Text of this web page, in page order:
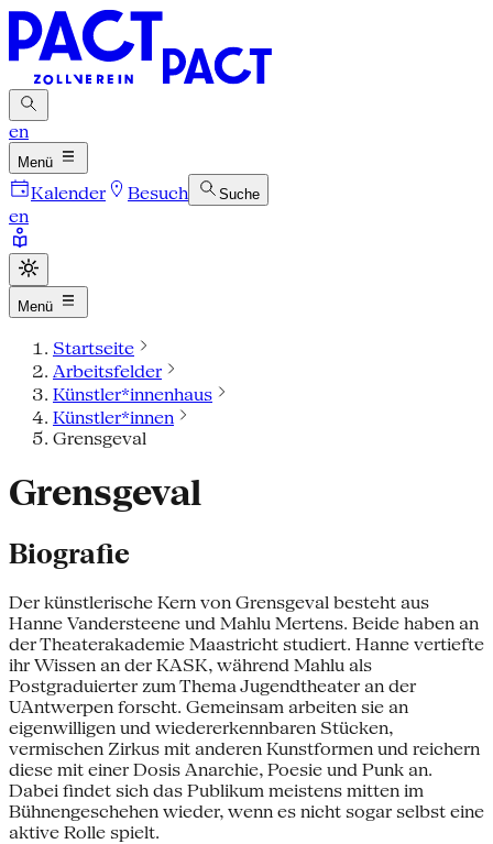
en
Menü
Kalender Besuch Suche
en
Menü
Startseite
Arbeitsfelder
Künstler*innenhaus
Künstler*innen
Grensgeval
Grensgeval
Biografie
Der künstlerische Kern von Grensgeval besteht aus
Hanne Vandersteene und Mahlu Mertens. Beide haben an
der Theaterakademie Maastricht studiert. Hanne vertiefte
ihr Wissen an der KASK, während Mahlu als
Postgraduierter zum Thema Jugendtheater an der
UAntwerpen forscht. Gemeinsam arbeiten sie an
eigenwilligen und wiedererkennbaren Stücken,
vermischen Zirkus mit anderen Kunstformen und reichern
diese mit einer Dosis Anarchie, Poesie und Punk an.
Dabei findet sich das Publikum meistens mitten im
Bühnengeschehen wieder, wenn es nicht sogar selbst eine
aktive Rolle spielt.